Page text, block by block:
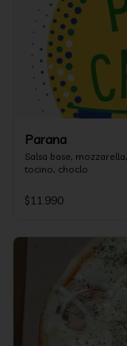
Parana
Salsa base,
tocino, choclo
$11.990